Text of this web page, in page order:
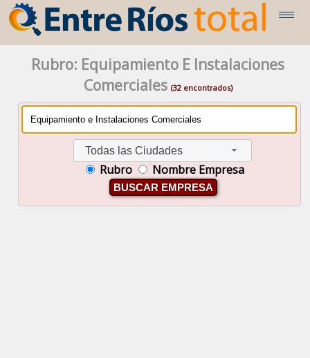
Rubro: Equipamiento E Instalaciones
Comerciales (32 encontrados)
Todas las Ciudades
Rubro Nombre Empresa
BUSCAR EMPRESA